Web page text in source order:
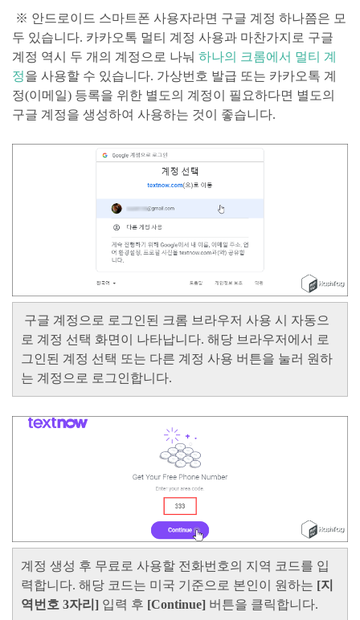
※ 안드로이드 스마트폰 사용자라면 구글 계정 하나쯤은 모
두 있습니다. 카카오톡 멀티 계정 사용과 마찬가지로 구글
계정 역시 두 개의 계정으로 나눠 하나의 크롬에서 멀티 계
정을 사용할 수 있습니다. 가상번호 발급 또는 카카오톡 계
정(이메일) 등록을 위한 별도의 계정이 필요하다면 별도의
구글 계정을 생성하여 사용하는 것이 좋습니다.
구글 계정으로 로그인된 크롬 브라우저 사용 시 자동으
로 계정 선택 화면이 나타납니다. 해당 브라우저에서 로
그인된 계정 선택 또는 다른 계정 사용 버튼을 눌러 원하
는 계정으로 로그인합니다.
계정 생성 후 무료로 사용할 전화번호의 지역 코드를 입
력합니다. 해당 코드는 미국 기준으로 본인이 원하는 [지
역번호 3자리] 입력 후 [Continue] 버튼을 클릭합니다.